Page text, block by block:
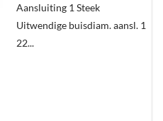
Aansluiting 1 Steek
Uitwendige buisdiam. aansl. 1
22...